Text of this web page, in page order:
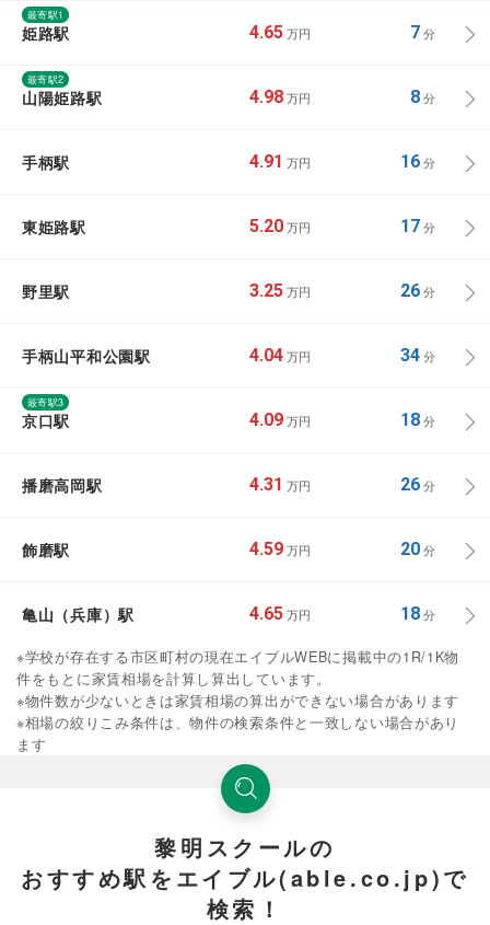
最寄駅1
姫路駅 4.65 万円 7分
最寄駅2
山陽姫路駅 4.98 万円 8分
手柄駅 4.91 万円 16分
東姫路駅 5.20 万円 17分
野里駅 3.25 万円 26分
手柄山平和公園駅 4.04 万円 34分
最寄駅3
京口駅 4.09 万円 18分
播磨高岡駅 4.31 万円 26分
飾磨駅 4.59 万円 20分
亀山（兵庫）駅 4.65 万円 18分
※学校が存在する市区町村の現在エイブルWEBに掲載中の1R/1K物
件をもとに家賃相場を計算し算出しています。
※物件数が少ないときは家賃相場の算出ができない場合があります
※相場の絞りこみ条件は、物件の検索条件と一致しない場合があり
ます
黎明スクールの
おすすめ駅をエイブル(able.co.jp)で
検索！